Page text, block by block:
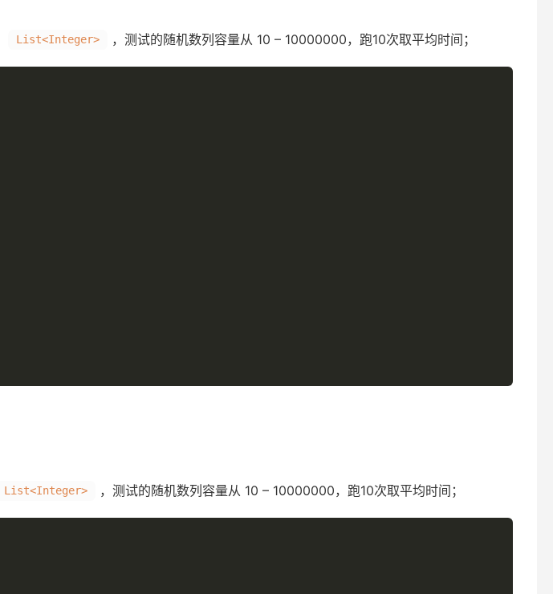
List<Integer> ，测试的随机数列容量从 10 – 10000000，跑10次取平均时间；
List<Integer> ，测试的随机数列容量从 10 – 10000000，跑10次取平均时间；